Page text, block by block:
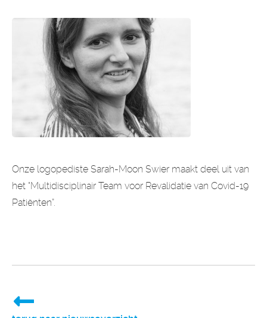
Onze logopediste Sarah-Moon Swier maakt deel uit van
het "Multidisciplinair Team voor Revalidatie van Covid-19
Patiënten”.